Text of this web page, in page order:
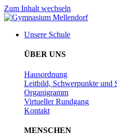
Zum Inhalt wechseln
Unsere Schule
ÜBER UNS
Hausordnung
Leitbild, Schwerpunkte und
Organigramm
Virtueller Rundgang
Kontakt
MENSCHEN